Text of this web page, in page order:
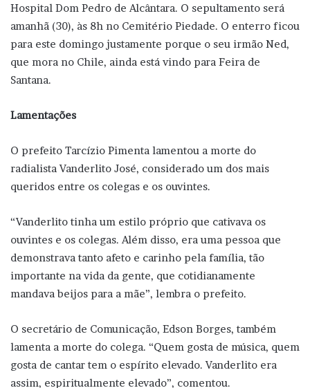
Hospital Dom Pedro de Alcântara. O sepultamento será
amanhã (30), às 8h no Cemitério Piedade. O enterro ficou
para este domingo justamente porque o seu irmão Ned,
que mora no Chile, ainda está vindo para Feira de
Santana.
Lamentações
O prefeito Tarcízio Pimenta lamentou a morte do
radialista Vanderlito José, considerado um dos mais
queridos entre os colegas e os ouvintes.
“Vanderlito tinha um estilo próprio que cativava os
ouvintes e os colegas. Além disso, era uma pessoa que
demonstrava tanto afeto e carinho pela família, tão
importante na vida da gente, que cotidianamente
mandava beijos para a mãe”, lembra o prefeito.
O secretário de Comunicação, Edson Borges, também
lamenta a morte do colega. “Quem gosta de música, quem
gosta de cantar tem o espírito elevado. Vanderlito era
assim, espiritualmente elevado”, comentou.